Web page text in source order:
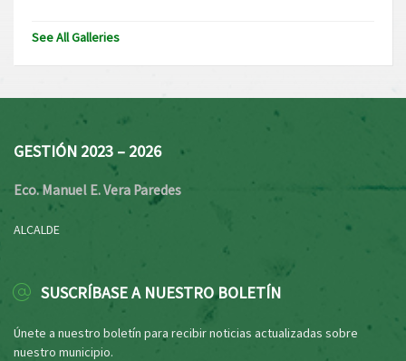
See All Galleries
GESTIÓN 2023 – 2026
Eco. Manuel E. Vera Paredes
ALCALDE
SUSCRÍBASE A NUESTRO BOLETÍN
Únete a nuestro boletín para recibir noticias actualizadas sobre
nuestro municipio.